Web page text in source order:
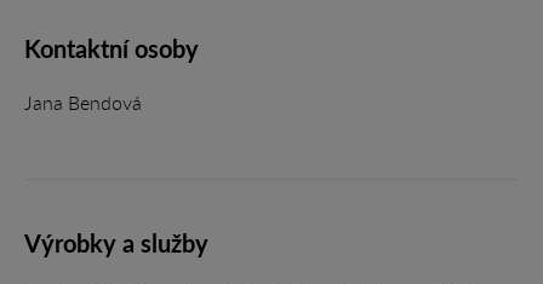
Kontaktní osoby
Jana Bendová
Výrobky a služby